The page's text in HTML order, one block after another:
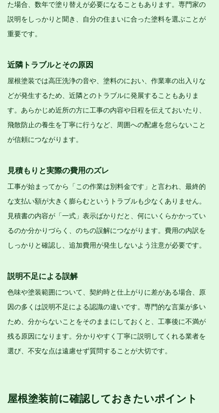
た場合、数年で塗り替えが必要になることもあります。専門家の
説明をしっかりと聞き、自分の住まいに合った塗料を選ぶことが
重要です。
近隣トラブルとその原因
屋根塗装では高圧洗浄の音や、塗料のにおい、作業車の出入りな
どが発生するため、近隣とのトラブルに発展することもありま
す。あらかじめ近所の方に工事の内容や日程を伝えておいたり、
飛散防止の養生を丁寧に行うなど、周囲への配慮を怠らないこと
が信頼につながります。
見積もりと実際の費用のズレ
工事が始まってから「この作業は別料金です」と言われ、最終的
な支払い額が大きく膨らむというトラブルも少なくありません。
見積書の内容が「一式」表示ばかりだと、何にいくらかかってい
るのか分かりづらく、のちの誤解につながります。費用の内訳を
しっかりと確認し、追加費用が発生しないよう注意が必要です。
説明不足による誤解
色味や塗装範囲について、契約時と仕上がりに差がある場合、原
因の多くは説明不足による認識の違いです。専門的な言葉が多い
ため、分からないことをそのままにしておくと、工事後に不満が
残る原因になります。分かりやすく丁寧に説明してくれる業者を
選び、不安な点は遠慮せず質問することが大切です。
屋根塗装前に確認しておきたいポイント